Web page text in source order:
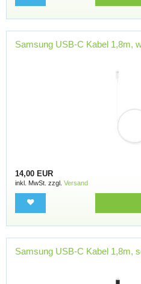
Samsung USB-C Kabel 1,8m,
14,00 EUR
inkl. MwSt. zzgl. Versand
Samsung USB-C Kabel 1,8m,